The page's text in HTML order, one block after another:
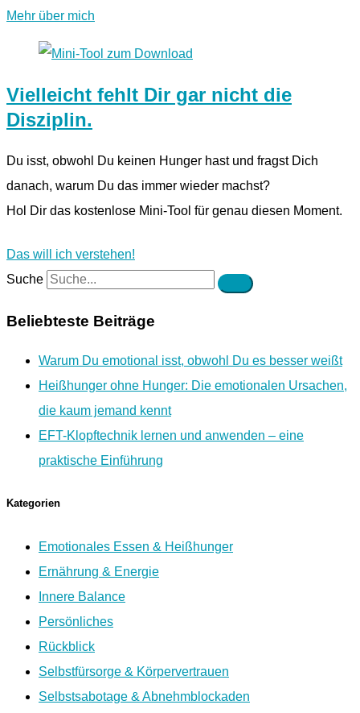
Mehr über mich
Vielleicht fehlt Dir gar nicht die
Disziplin.
Du isst, obwohl Du keinen Hunger hast und fragst Dich
danach, warum Du das immer wieder machst?
Hol Dir das kostenlose Mini-Tool für genau diesen Moment.
Das will ich verstehen!
Suche
Beliebteste Beiträge
Warum Du emotional isst, obwohl Du es besser weißt
Heißhunger ohne Hunger: Die emotionalen Ursachen,
die kaum jemand kennt
EFT-Klopftechnik lernen und anwenden – eine
praktische Einführung
Kategorien
Emotionales Essen & Heißhunger
Ernährung & Energie
Innere Balance
Persönliches
Rückblick
Selbstfürsorge & Körpervertrauen
Selbstsabotage & Abnehmblockaden